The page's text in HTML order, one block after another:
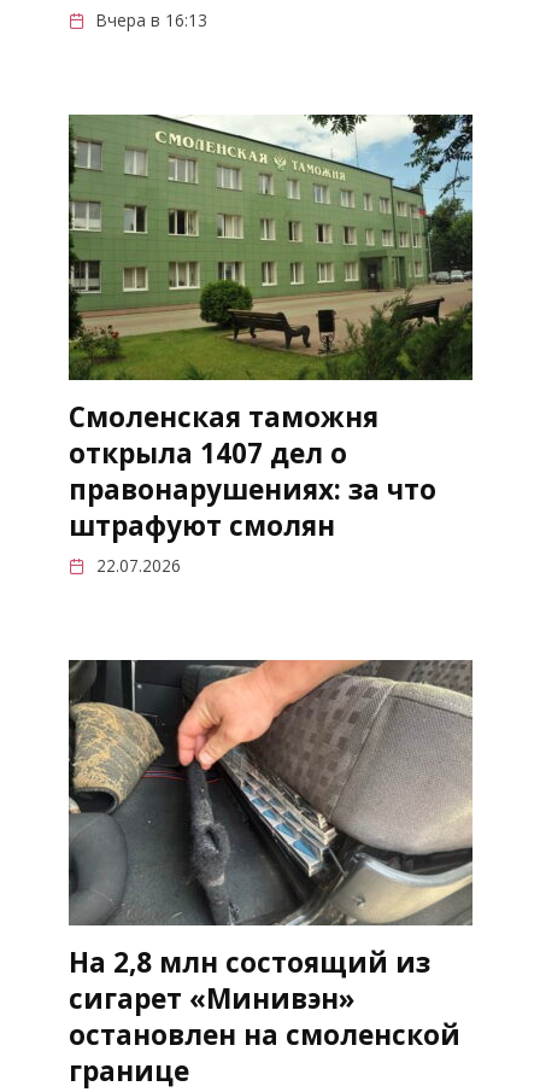
Вчера в 16:13
Смоленская таможня
открыла 1407 дел о
правонарушениях: за что
штрафуют смолян
22.07.2026
На 2,8 млн состоящий из
сигарет «Минивэн»
остановлен на смоленской
границе